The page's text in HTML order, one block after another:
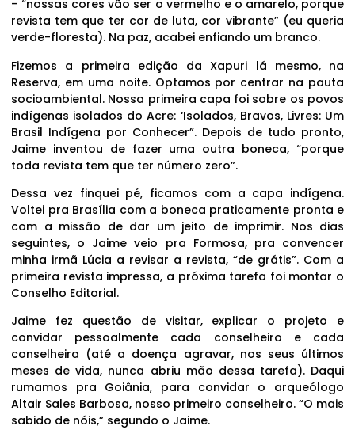
– “nossas cores vão ser o vermelho e o amarelo, porque
revista tem que ter cor de luta, cor vibrante” (eu queria
verde-floresta). Na paz, acabei enfiando um branco.
Fizemos a primeira edição da Xapuri lá mesmo, na
Reserva, em uma noite. Optamos por centrar na pauta
socioambiental. Nossa primeira capa foi sobre os povos
indígenas isolados do Acre: ‘Isolados, Bravos, Livres: Um
Brasil Indígena por Conhecer”. Depois de tudo pronto,
Jaime inventou de fazer uma outra boneca, “porque
toda revista tem que ter número zero”.
Dessa vez finquei pé, ficamos com a capa indígena.
Voltei pra Brasília com a boneca praticamente pronta e
com a missão de dar um jeito de imprimir. Nos dias
seguintes, o Jaime veio pra Formosa, pra convencer
minha irmã Lúcia a revisar a revista, “de grátis”. Com a
primeira revista impressa, a próxima tarefa foi montar o
Conselho Editorial.
Jaime fez questão de visitar, explicar o projeto e
convidar pessoalmente cada conselheiro e cada
conselheira (até a doença agravar, nos seus últimos
meses de vida, nunca abriu mão dessa tarefa). Daqui
rumamos pra Goiânia, para convidar o arqueólogo
Altair Sales Barbosa, nosso primeiro conselheiro. “O mais
sabido de nóis,” segundo o Jaime.